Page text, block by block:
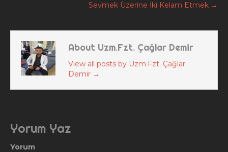
Sevmek Üzerine İki Kelam Etmek →
About Uzm.Fzt. Çağlar Demir
View all posts by Uzm.Fzt. Çağlar
Demir →
Yorum Yaz
Yorum